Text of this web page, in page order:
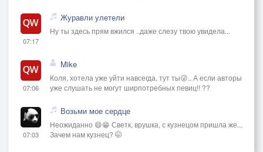
07:17
Журавли улетели
Ну ты здесь прям вжился ..даже слезу твою увидела...
07:06
Mike
Коля, хотела уже уйти навсегда, тут ты😜.. А если авторы
уже слушать не могут ширпотребных певиц!! ??
07:03
Возьми мое сердце
Неожиданно 😄😁 Светк, врушка, с кузнецом пришла же...
Зачем нам кузнец? 🤭